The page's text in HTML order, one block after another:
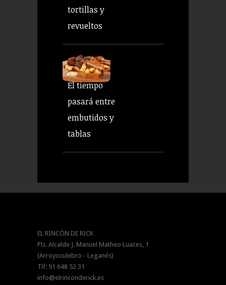
tortillas y
revueltos
El tiempo
pasará entre
embutidos y
tablas
EL RINCÓN DE RICK
Plz. Alcalde J. Manuel Matheo Luaces, 1
(Arroyoculebro - Leganés)
Tlf: 91 648 52 31
info@elrinconderick.es